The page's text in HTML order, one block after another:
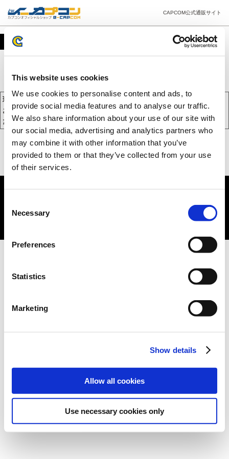
This website uses cookies
We use cookies to personalise content and ads, to
provide social media features and to analyse our traffic.
We also share information about your use of our site with
our social media, advertising and analytics partners who
may combine it with other information that you’ve
provided to them or that they’ve collected from your use
of their services.
Selection
Necessary
Preferences
Statistics
Marketing
Show details
Allow all cookies
Use necessary cookies only
CAPCOM公式通販サイト
カート
現在、カートには商品が入っておりません。
お買い物を続けるには下の 「お買い物を続ける」 をクリックしてく
ださい。